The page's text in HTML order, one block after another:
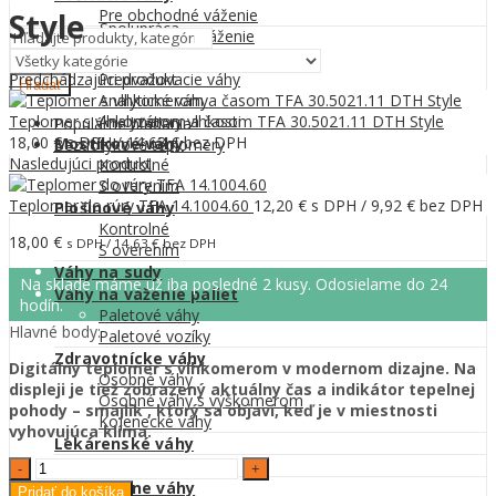
Spolupráca
Kontakt
Pre obchodné váženie
Pre kontrolné váženie
Laboratórne váhy
Predvažovacie váhy
Analytické váhy
Analyzátory vlhkosti
Mostíkové váhy
Kontrolné
S overením
Plošinové váhy
Kontrolné
S overením
Váhy na sudy
Váhy na váženie paliet
Paletové váhy
Paletové vozíky
Zdravotnícke váhy
Osobné váhy
Osobné váhy s výškomerom
Kojenecké váhy
Lekárenské váhy
Veterinárne váhy
Menu
Hľadať
Populárne hľadania
Bezdotykové teplomery
0
0,00€
Style
Predchádzajúci produkt
Teplomer s vlhkomerom a časom TFA 30.5021.11 DTH Style
18,00 €s DPH /14,63€bez DPH
Nasledujúci produkt
Teplomer do rúry TFA 14.1004.60 12,20 € s DPH / 9,92 € bez DPH
18,00 € s DPH /14,63€bez DPH
Na sklade máme už iba posledné 2 kusy. Odosielame do 24
hodín.
Hlavné body:
Digitálny teplomer s vlhkomerom v modernom dizajne. Na
displeji je tiež zobrazený aktuálny čas a indikátor tepelnej
pohody – smajlík , ktorý sa objaví, keď je v miestnosti
vyhovujúca klíma.
Teplomer
s
Pridať do košíka